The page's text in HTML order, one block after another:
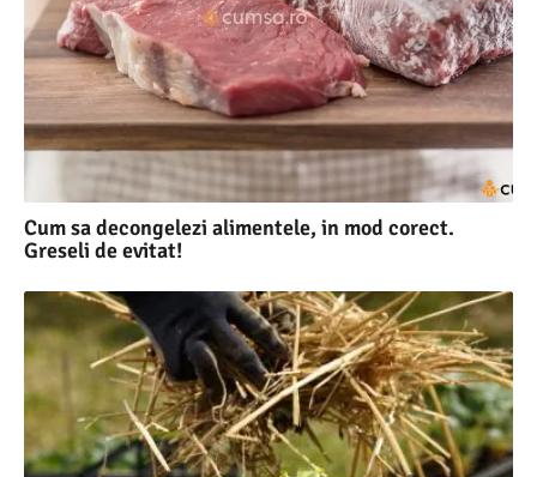
Cum sa decongelezi alimentele, in mod corect.
Greseli de evitat!